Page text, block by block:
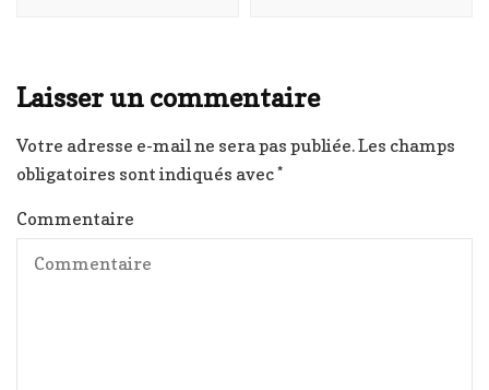
Laisser un commentaire
Votre adresse e-mail ne sera pas publiée.Les champs
obligatoires sont indiqués avec*
Commentaire